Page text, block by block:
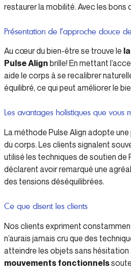
restaurer la mobilité. Avec les
Présentation de l’approche douce
Au cœur du bien-être se trouve le
Pulse Align brille! En mettant
aide le corps à se recalibrer
équilibré, ce qui peut améliorer le
Les avantages holistiques que vous
La méthode Pulse Align adopte
du corps. Les clients signalent
utilisé les techniques de soutien de
déclarent avoir remarqué une
des tensions déséquilibrées.
Ce que disent les clients
Nos clients expriment
n’aurais jamais cru que des
atteindre les objets sans
mouvements fonctionnels